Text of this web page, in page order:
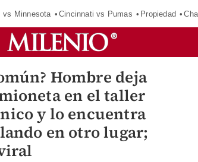
vs Minnesota Cincinnati vs Pumas Propiedad
Hombre deja
en el taller
y lo encuentra
en otro lugar;